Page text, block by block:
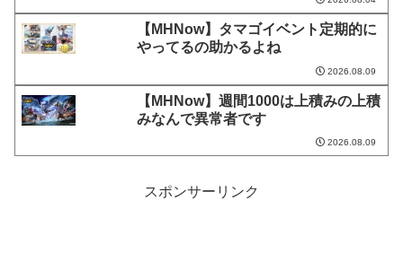
【MHNow】タマゴイベント定期的に
やってるの助かるよね
2026.08.09
【MHNow】週間1000は上積みの上積
みなんで異常者です
2026.08.09
スポンサーリンク